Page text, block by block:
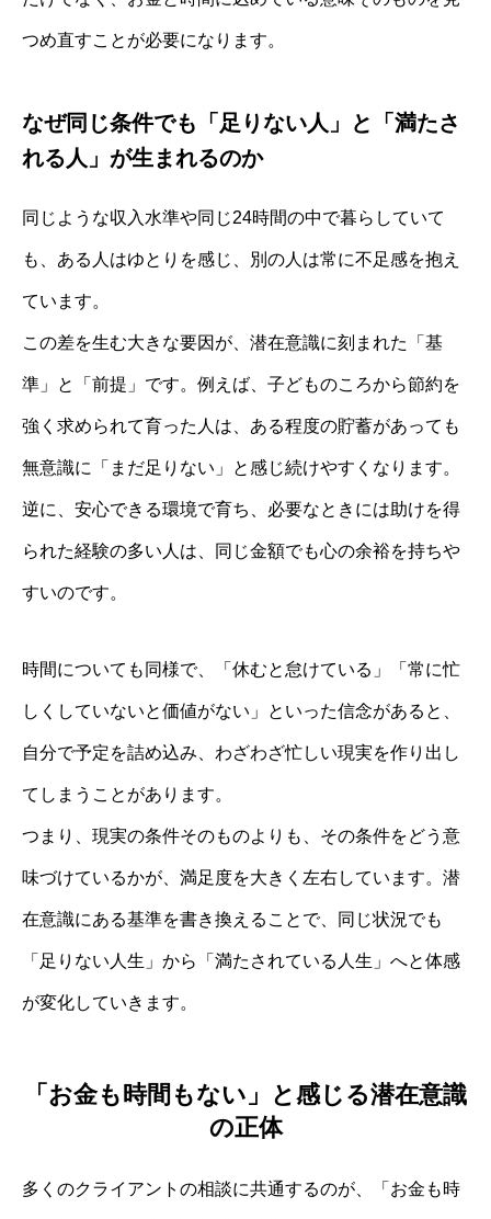
つめ直すことが必要になります。
なぜ同じ条件でも「足りない人」と「満たさ
れる人」が生まれるのか
同じような収入水準や同じ24時間の中で暮らしていて
も、ある人はゆとりを感じ、別の人は常に不足感を抱え
ています。
この差を生む大きな要因が、潜在意識に刻まれた「基
準」と「前提」です。例えば、子どものころから節約を
強く求められて育った人は、ある程度の貯蓄があっても
無意識に「まだ足りない」と感じ続けやすくなります。
逆に、安心できる環境で育ち、必要なときには助けを得
られた経験の多い人は、同じ金額でも心の余裕を持ちや
すいのです。
時間についても同様で、「休むと怠けている」「常に忙
しくしていないと価値がない」といった信念があると、
自分で予定を詰め込み、わざわざ忙しい現実を作り出し
てしまうことがあります。
つまり、現実の条件そのものよりも、その条件をどう意
味づけているかが、満足度を大きく左右しています。潜
在意識にある基準を書き換えることで、同じ状況でも
「足りない人生」から「満たされている人生」へと体感
が変化していきます。
「お金も時間もない」と感じる潜在意識
の正体
多くのクライアントの相談に共通するのが、「お金も時